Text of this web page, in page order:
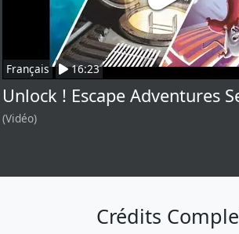
Français 16:23
Unlock ! Escape Adventures
(Vidéo)
Crédits